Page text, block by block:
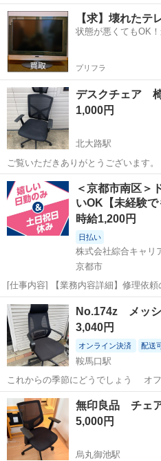
全体として綺麗かと思います。フレ
ので高級感あります。 喫煙者、ペットおりません。匂いも気にならな
いかと思います NCNRでお願い...
京都 京都市 木野駅 椅子
【求】壊れたテ
状態が悪くてもOK
プリフラ
デスクチェア
1,000円
北大路駅
ご覧いただきありがとうございます。 こちらの商品 デスクチェア 椅
子 チェア ブラック となります！ 座席、シート部分に少しほこりが
あります（写真4枚目） あくまで中古品となります。 ご理解のある方
のみ、ご購入、ご...
京都 京都市 北大路駅 椅子
＜京都市南区＞
いOK【未経験
時給1,200円
日払い
株式会社綜合キャリ
京都市
[仕事内容] 【業務内容詳細】修理依
先などの金属部品を検査する業務。
使って目視検査していただいたり、
きます。 【取扱製品情報】修理...
京都 京都市
No.174z メッ
3,040円
オンライン決済 配送
鞍馬口駅
これからの季節にどうでしょう オフィス家具メーカー品で安心！ ブ
ランド：TOKIO アームレスト：付き
ッシュ(ポリエステル)/強化樹脂成型
リウレタンフォー...
京都 京都市 鞍馬口駅
無印良品 チェ
5,000円
烏丸御池駅